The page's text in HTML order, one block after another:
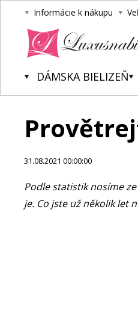
Informácie k nákupu
DÁMSKA BIELIZEŇ
31.08.2021 00:00:00
Podle statistik nosíme
je. Co jste už několik let